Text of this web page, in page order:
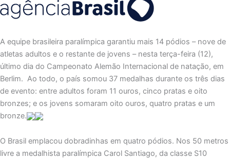
A equipe brasileira paralímpica garantiu mais 14 pódios – nove de
atletas adultos e o restante de jovens – nesta terça-feira (12),
último dia do Campeonato Alemão Internacional de natação, em
Berlim. Ao todo, o país somou 37 medalhas durante os três dias
de evento: entre adultos foram 11 ouros, cinco pratas e oito
bronzes; e os jovens somaram oito ouros, quatro pratas e um
bronze.
O Brasil emplacou dobradinhas em quatro pódios. Nos 50 metros
livre a medalhista paralímpica Carol Santiago, da classe S10